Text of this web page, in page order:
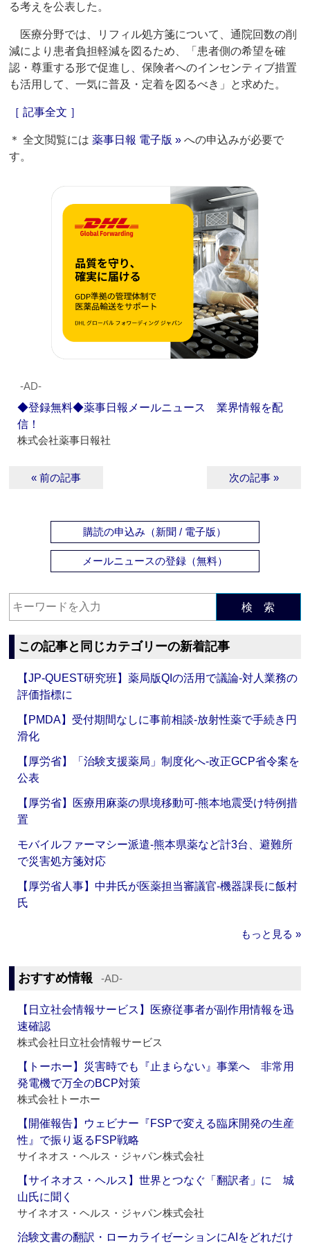
る考えを公表した。
医療分野では、リフィル処方箋について、通院回数の削
減により患者負担軽減を図るため、「患者側の希望を確
認・尊重する形で促進し、保険者へのインセンティブ措置
も活用して、一気に普及・定着を図るべき」と求めた。
［ 記事全文 ］
＊ 全文閲覧には薬事日報 電子版 » への申込みが必要で
す。
‐AD‐
◆登録無料◆薬事日報メールニュース 業界情報を配
信！
株式会社薬事日報社
« 前の記事 次の記事 »
購読の申込み（新聞 / 電子版）
メールニュースの登録（無料）
検 索
この記事と同じカテゴリーの新着記事
【JP-QUEST研究班】薬局版QIの活用で議論‐対人業務の
評価指標に
【PMDA】受付期間なしに事前相談‐放射性薬で手続き円
滑化
【厚労省】「治験支援薬局」制度化へ‐改正GCP省令案を
公表
【厚労省】医療用麻薬の県境移動可‐熊本地震受け特例措
置
モバイルファーマシー派遣‐熊本県薬など計3台、避難所
で災害処方箋対応
【厚労省人事】中井氏が医薬担当審議官‐機器課長に飯村
氏
もっと見る »
おすすめ情報 ‐AD‐
【日立社会情報サービス】医療従事者が副作用情報を迅
速確認
株式会社日立社会情報サービス
【トーホー】災害時でも『止まらない』事業へ 非常用
発電機で万全のBCP対策
株式会社トーホー
【開催報告】ウェビナー『FSPで変える臨床開発の生産
性』で振り返るFSP戦略
サイネオス・ヘルス・ジャパン株式会社
【サイネオス・ヘルス】世界とつなぐ「翻訳者」に 城
山氏に聞く
サイネオス・ヘルス・ジャパン株式会社
治験文書の翻訳・ローカライゼーションにAIをどれだけ